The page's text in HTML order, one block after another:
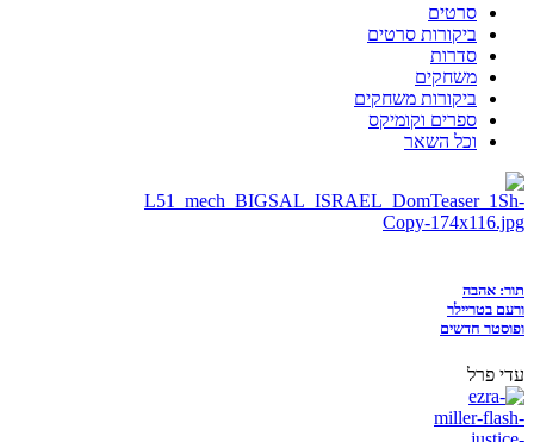
סרטים
ביקורות סרטים
סדרות
משחקים
ביקורות משחקים
ספרים וקומיקס
וכל השאר
תור: אהבה
ורעם בטריילר
ופוסטר חדשים
עדי פרל